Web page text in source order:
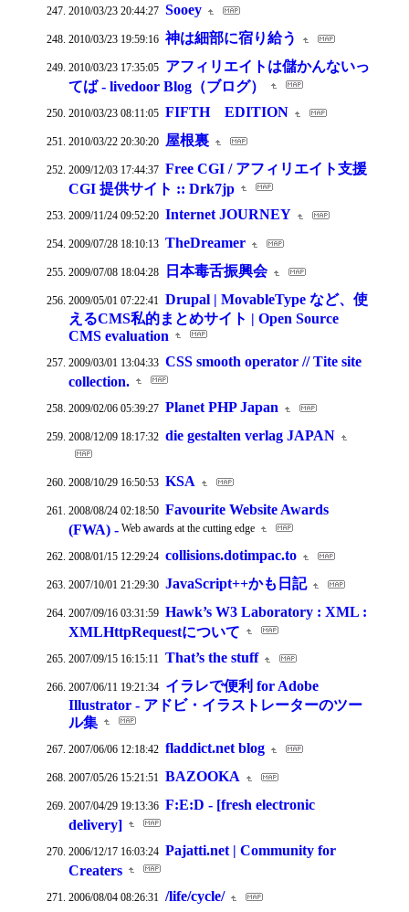
2010/03/23 20:44:27 Sooey
2010/03/23 19:59:16 神は細部に宿り給う
2010/03/23 17:35:05 アフィリエイトは儲かんないっ
てば - livedoor Blog（ブログ）
2010/03/23 08:11:05 FIFTH EDITION
2010/03/22 20:30:20 屋根裏
2009/12/03 17:44:37 Free CGI / アフィリエイト支援
CGI 提供サイト :: Drk7jp
2009/11/24 09:52:20 Internet JOURNEY
2009/07/28 18:10:13 TheDreamer
2009/07/08 18:04:28 日本毒舌振興会
2009/05/01 07:22:41 Drupal | MovableType など、使
えるCMS私的まとめサイト | Open Source
CMS evaluation
2009/03/01 13:04:33 CSS smooth operator // Tite site
collection.
2009/02/06 05:39:27 Planet PHP Japan
2008/12/09 18:17:32 die gestalten verlag JAPAN
2008/10/29 16:50:53 KSA
2008/08/24 02:18:50 Favourite Website Awards
(FWA) - Web awards at the cutting edge
2008/01/15 12:29:24 collisions.dotimpac.to
2007/10/01 21:29:30 JavaScript++かも日記
2007/09/16 03:31:59 Hawk’s W3 Laboratory : XML :
XMLHttpRequestについて
2007/09/15 16:15:11 That’s the stuff
2007/06/11 19:21:34 イラレで便利 for Adobe
Illustrator - アドビ・イラストレーターのツー
ル集
2007/06/06 12:18:42 fladdict.net blog
2007/05/26 15:21:51 BAZOOKA
2007/04/29 19:13:36 F:E:D - [fresh electronic
delivery]
2006/12/17 16:03:24 Pajatti.net | Community for
Creaters
2006/08/04 08:26:31 /life/cycle/